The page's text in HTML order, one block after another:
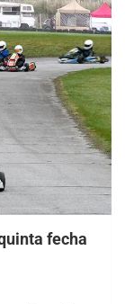
fecha